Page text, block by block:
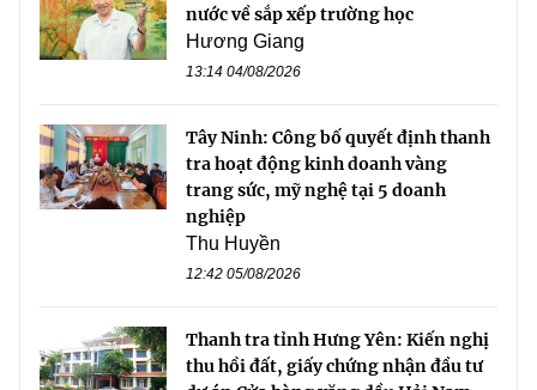
nước về sắp xếp trường học
Hương Giang
13:14 04/08/2026
Tây Ninh: Công bố quyết định thanh
tra hoạt động kinh doanh vàng
trang sức, mỹ nghệ tại 5 doanh
nghiệp
Thu Huyền
12:42 05/08/2026
Thanh tra tỉnh Hưng Yên: Kiến nghị
thu hồi đất, giấy chứng nhận đầu tư